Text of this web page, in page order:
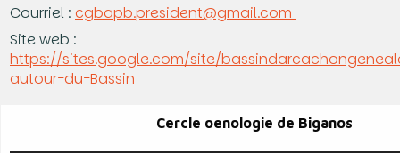
Courriel : cgbapb.president@gmail.com
Site web :
https://sites.google.com/site/
autour-du-Bassin
Cercle oenologie de Biganos